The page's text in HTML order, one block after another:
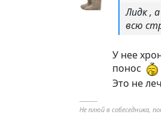
Лидк ,
всю
У нее
понос
Это не
----------
Не плюй в собеседника,